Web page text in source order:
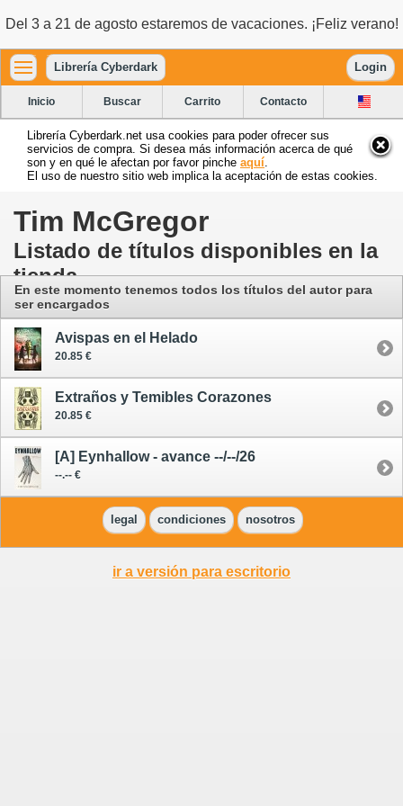
Del 3 a 21 de agosto estaremos de vacaciones. ¡Feliz verano!
Librería Cyberdark Login
Inicio Buscar Carrito Contacto
Librería Cyberdark.net usa cookies para poder ofrecer sus
servicios de compra. Si desea más información acerca de qué
son y en qué le afectan por favor pinche aquí
El uso de nuestro sitio web implica la aceptación de estas cookies.
Tim McGregor
Listado de títulos disponibles en la
tienda
En este momento tenemos todos los títulos del autor para
ser encargados
Avispas en el Helado
20.85 €
Extraños y Temibles Corazones
20.85 €
[A] Eynhallow - avance --/--/26
--.-- €
legal condiciones nosotros
ir a versión para escritorio